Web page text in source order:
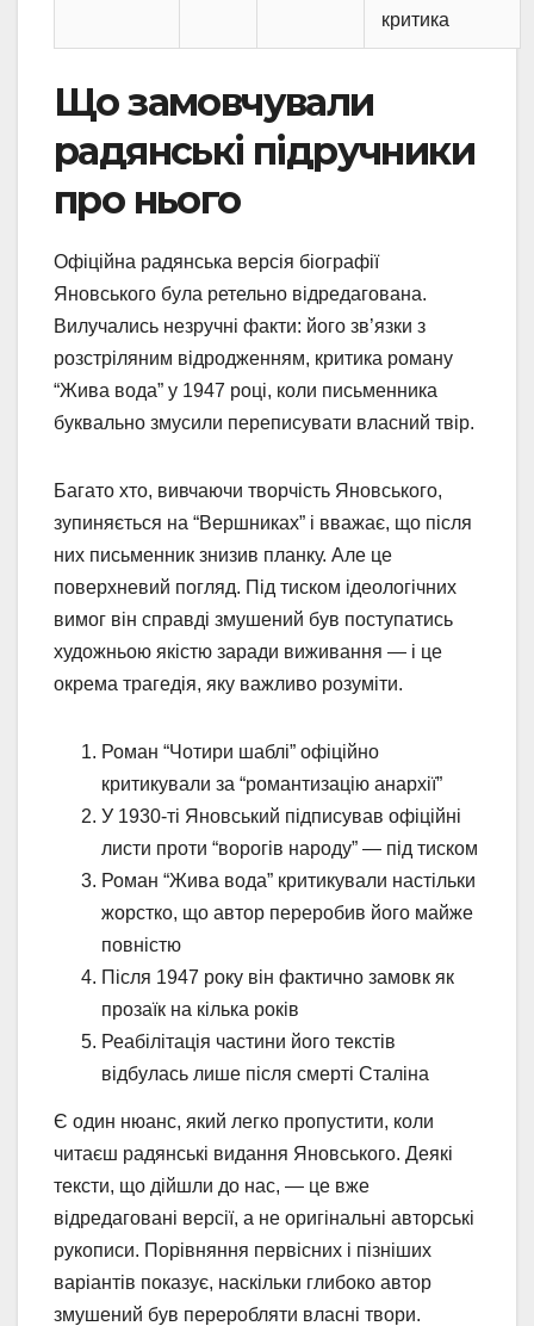
критика
Що замовчували
радянські підручники
про нього
Офіційна радянська версія біографії
Яновського була ретельно відредагована.
Вилучались незручні факти: його зв’язки з
розстріляним відродженням, критика роману
“Жива вода” у 1947 році, коли письменника
буквально змусили переписувати власний твір.
Багато хто, вивчаючи творчість Яновського,
зупиняється на “Вершниках” і вважає, що після
них письменник знизив планку. Але це
поверхневий погляд. Під тиском ідеологічних
вимог він справді змушений був поступатись
художньою якістю заради виживання — і це
окрема трагедія, яку важливо розуміти.
Роман “Чотири шаблі” офіційно
критикували за “романтизацію анархії”
У 1930-ті Яновський підписував офіційні
листи проти “ворогів народу” — під тиском
Роман “Жива вода” критикували настільки
жорстко, що автор переробив його майже
повністю
Після 1947 року він фактично замовк як
прозаїк на кілька років
Реабілітація частини його текстів
відбулась лише після смерті Сталіна
Є один нюанс, який легко пропустити, коли
читаєш радянські видання Яновського. Деякі
тексти, що дійшли до нас, — це вже
відредаговані версії, а не оригінальні авторські
рукописи. Порівняння первісних і пізніших
варіантів показує, наскільки глибоко автор
змушений був переробляти власні твори.